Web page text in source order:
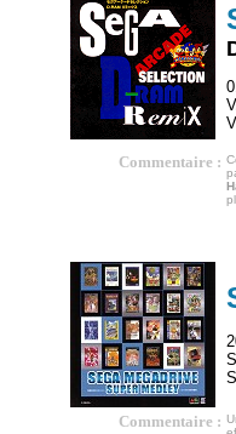
Commentaire :
Commentaire :